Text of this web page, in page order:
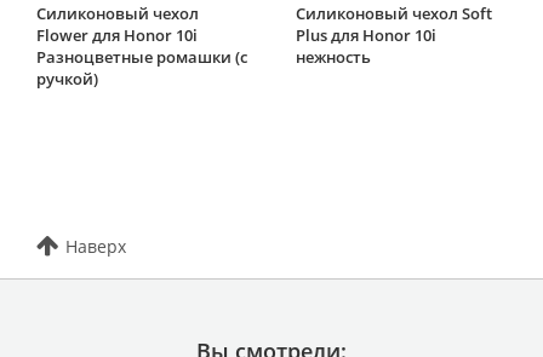
Силиконовый чехол
Flower для Honor 10i
Разноцветные ромашки (с
ручкой)
Силиконовый чехол Soft
Plus для Honor 10i
нежность
Наверх
Вы смотрели: